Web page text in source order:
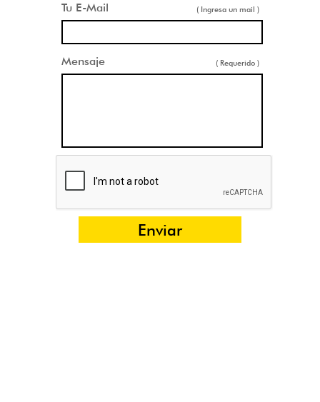
Tu E-Mail ( Ingresa un mail )
Mensaje ( Requerido )